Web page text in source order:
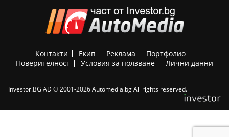
Контакти Екип Реклама
Портфолио
Поверителност
Условия за ползване Лични данни
Investor.BG AD © 2001-2026 Automedia.bg All rights reserved.